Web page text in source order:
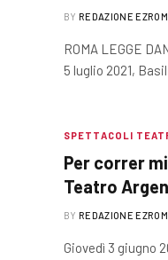
BY REDAZIONE
ROMA LEGGE
5 luglio 2021,
SPETTACOLI
Per correr
Teatro
BY REDAZIONE
Giovedì 3 giugno